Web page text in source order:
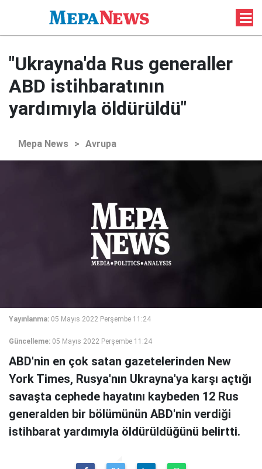
"Ukrayna'da Rus generaller
ABD istihbaratının
yardımıyla öldürüldü"
Mepa News > Avrupa
Yayınlanma: 05 Mayıs 2022 Perşembe 11:24
Güncelleme: 05 Mayıs 2022 Perşembe 11:24
ABD'nin en çok satan gazetelerinden New
York Times, Rusya'nın Ukrayna'ya karşı açtığı
savaşta cephede hayatını kaybeden 12 Rus
generalden bir bölümünün ABD'nin verdiği
istihbarat yardımıyla öldürüldüğünü belirtti.